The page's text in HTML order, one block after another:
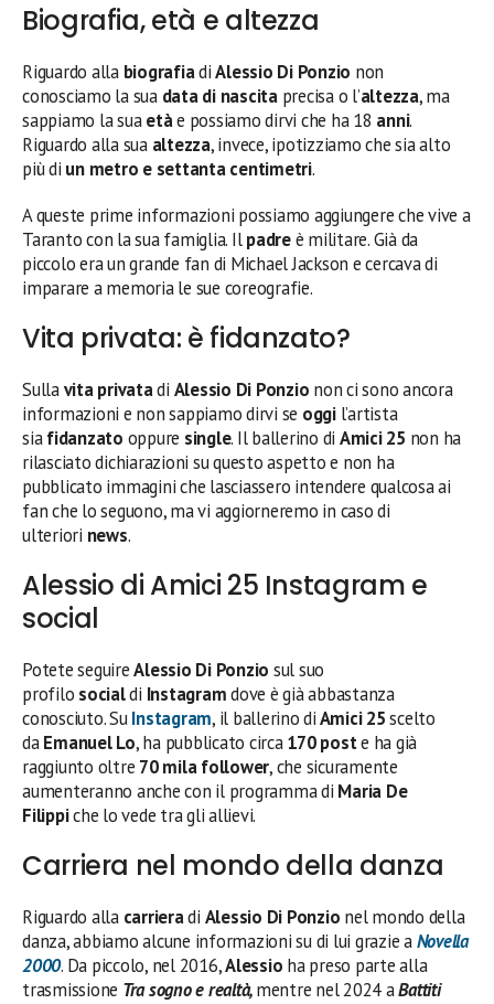
Biografia, età e altezza
Riguardo allabiografiadiAlessio Di Ponzio non
conosciamo la sua data di nascita precisa o l’altezza, ma
sappiamo la suaetàe possiamo dirvi che ha 18 anni.
Riguardo alla sua altezza, invece, ipotizziamo che sia alto
più di un metro e settanta centimetri.
A queste prime informazioni possiamo aggiungere che vive a
Taranto con la sua famiglia. Ilpadreè militare. Già da
piccolo era un grande fan di Michael Jackson e cercava di
imparare a memoria le sue coreografie.
Vita privata: è fidanzato?
Sullavita privatadi Alessio Di Ponzio non ci sono ancora
informazioni e non sappiamo dirvi se oggi l’artista
siafidanzato oppure single. Il ballerino di Amici 25 non ha
rilasciato dichiarazioni su questo aspetto e non ha
pubblicato immagini che lasciassero intendere qualcosa ai
fan che lo seguono, ma vi aggiorneremo in caso di
ulteriori news.
Alessio di Amici 25 Instagram e
social
Potete seguireAlessio Di Ponzio sul suo
profilo socialdi Instagramdove è già abbastanza
conosciuto. SuInstagram, il ballerino diAmici 25scelto
daEmanuel Lo, ha pubblicato circa170 poste ha già
raggiunto oltre 70 mila follower, che sicuramente
aumenteranno anche con il programma di Maria De
Filippiche lo vede tra gli allievi.
Carriera nel mondo della danza
Riguardo alla carrieradi Alessio Di Ponzio nel mondo della
danza, abbiamo alcune informazioni su di lui grazie aNovella
2000. Da piccolo, nel 2016,Alessio ha preso parte alla
trasmissione Tra sogno e realtà,mentre nel 2024 aBattiti